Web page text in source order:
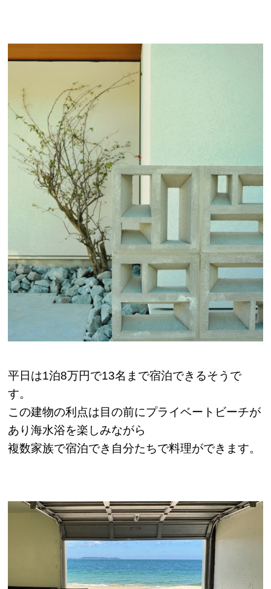
平日は1泊8万円で13名まで宿泊できるそうで
す。
この建物の利点は目の前にプライベートビーチが
あり海水浴を楽しみながら
複数家族で宿泊でき自分たちで料理ができます。